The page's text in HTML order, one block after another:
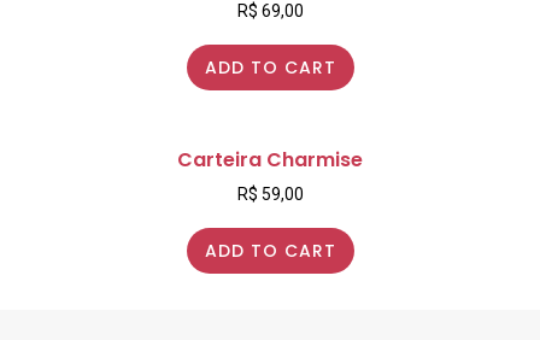
R$ 69,00
ADD TO CART
Carteira Charmise
R$ 59,00
ADD TO CART